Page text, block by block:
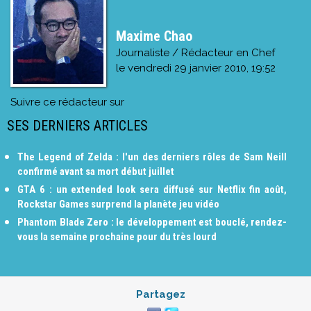
Maxime Chao
Journaliste / Rédacteur en Chef
le vendredi 29 janvier 2010, 19:52
Suivre ce rédacteur sur
SES DERNIERS ARTICLES
The Legend of Zelda : l'un des derniers rôles de Sam Neill
confirmé avant sa mort début juillet
GTA 6 : un extended look sera diffusé sur Netflix fin août,
Rockstar Games surprend la planète jeu vidéo
Phantom Blade Zero : le développement est bouclé, rendez-
vous la semaine prochaine pour du très lourd
Partagez